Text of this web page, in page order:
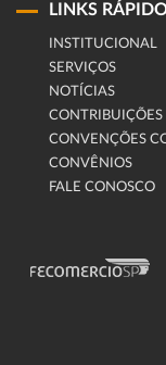
LINKS
INSTITUCIONAL
SERVIÇOS
NOTÍCIAS
CONTRIBUIÇÕES
CONVENÇÕES
CONVÊNIOS
FALE CONOSCO